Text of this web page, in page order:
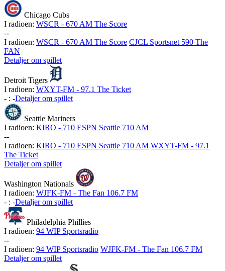
Chicago Cubs
I radioen: WSCR - 670 AM The Score
--
I radioen: WSCR - 670 AM The Score CJCL Sportsnet 590 The
FAN
Detaljer om spillet
Detroit Tigers
I radioen: WXYT-FM - 97.1 The Ticket
- : -Detaljer om spillet
Seattle Mariners
I radioen: KIRO - 710 ESPN Seattle 710 AM
--
I radioen: KIRO - 710 ESPN Seattle 710 AM WXYT-FM - 97.1
The Ticket
Detaljer om spillet
Washington Nationals
I radioen: WJFK-FM - The Fan 106.7 FM
- : -Detaljer om spillet
Philadelphia Phillies
I radioen: 94 WIP Sportsradio
--
I radioen: 94 WIP Sportsradio WJFK-FM - The Fan 106.7 FM
Detaljer om spillet